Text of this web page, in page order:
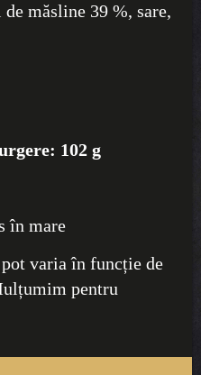
măsline 39 %, sare,
102 g
în mare
varia în funcție de
pentru